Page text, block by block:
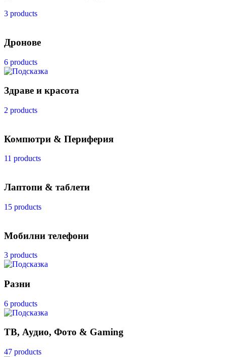
3 products
Дронове
6 products
Здраве и красота
2 products
Компютри & Периферия
11 products
Лаптопи & таблети
15 products
Мобилни телефони
3 products
Разни
6 products
ТВ, Аудио, Фото & Gaming
47 products